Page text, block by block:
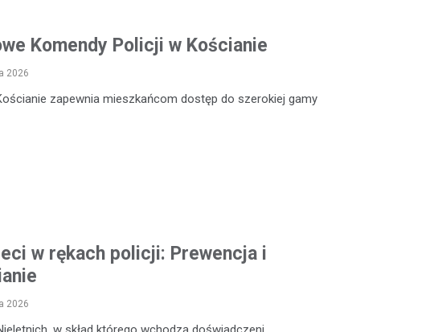
Komendy Policji w Kościanie
2026
zapewnia mieszkańcom dostęp do szerokiej gamy
w rękach policji: Prewencja i
2026